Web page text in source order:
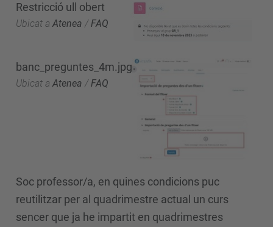
Restricció ull obert
Ubicat a Atenea /FAQ
banc_preguntes_4m.jpg
Ubicat a Atenea / FAQ
Soc professor/a, en quines condicions puc
reutilitzar per al quadrimestre actual un curs
sencer que ja he impartit en quadrimestres